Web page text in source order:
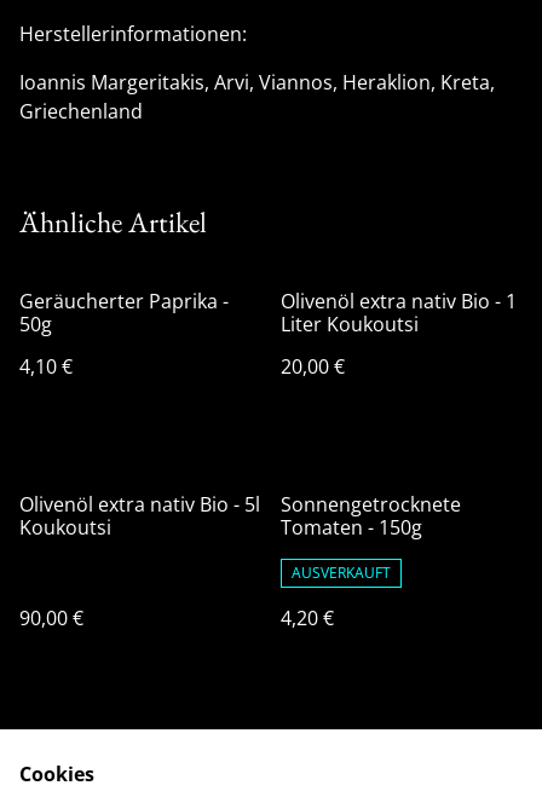
Herstellerinformationen:
Ioannis Margeritakis, Arvi, Viannos, Heraklion, Kreta,
Griechenland
Ähnliche Artikel
Geräucherter Paprika -
50g
4,10 €
Olivenöl extra nativ Bio - 1
Liter Koukoutsi
20,00 €
Olivenöl extra nativ Bio - 5l
Koukoutsi
90,00 €
Sonnengetrocknete
Tomaten - 150g
AUSVERKAUFT
4,20 €
Cookies